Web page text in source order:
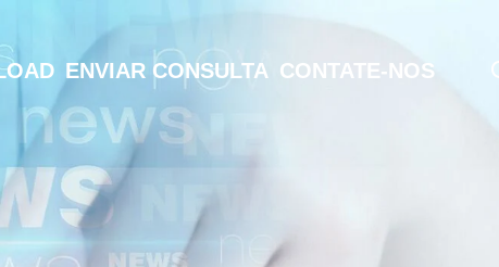
ENVIAR CONSULTA CONTATE-NOS